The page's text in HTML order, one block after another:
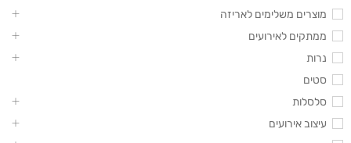
מוצרים משלימים לאריזה
ממתקים לאירועים
נרות
סטים
סלסלות
עיצוב אירועים